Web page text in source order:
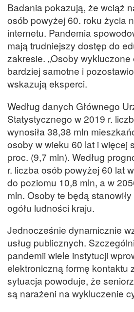
Badania pokazują, że wciąż
osób powyżej 60. roku życia
internetu. Pandemia
mają trudniejszy dostęp do
zakresie. „Osoby
bardziej samotne i
wskazują eksperci.
Według danych Głównego
Statystycznego w 2019 r.
wynosiła 38,38 mln
osoby w wieku 60 lat i więcej
proc. (9,7 mln). Według
r. liczba osób powyżej 60 lat
do poziomu 10,8 mln, a w
mln. Osoby te będą
ogółu ludności kraju.
Jednocześnie dynamicznie
usług publicznych.
pandemii wiele instytucji
elektroniczną formę kontaktu
sytuacja powoduje, że
są narażeni na wykluczenie